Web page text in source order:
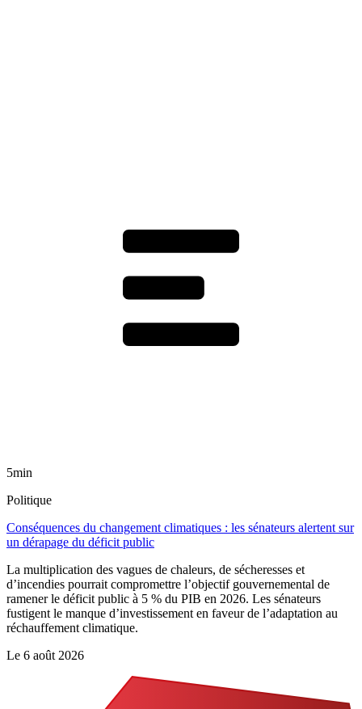
5min
Politique
Conséquences du changement climatiques : les sénateurs alertent sur
un dérapage du déficit public
La multiplication des vagues de chaleurs, de sécheresses et
d’incendies pourrait compromettre l’objectif gouvernemental de
ramener le déficit public à 5 % du PIB en 2026. Les sénateurs
fustigent le manque d’investissement en faveur de l’adaptation au
réchauffement climatique.
Le 6 août 2026